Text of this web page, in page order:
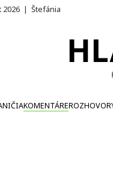
2026 | Štefánia
KOMENTÁRE